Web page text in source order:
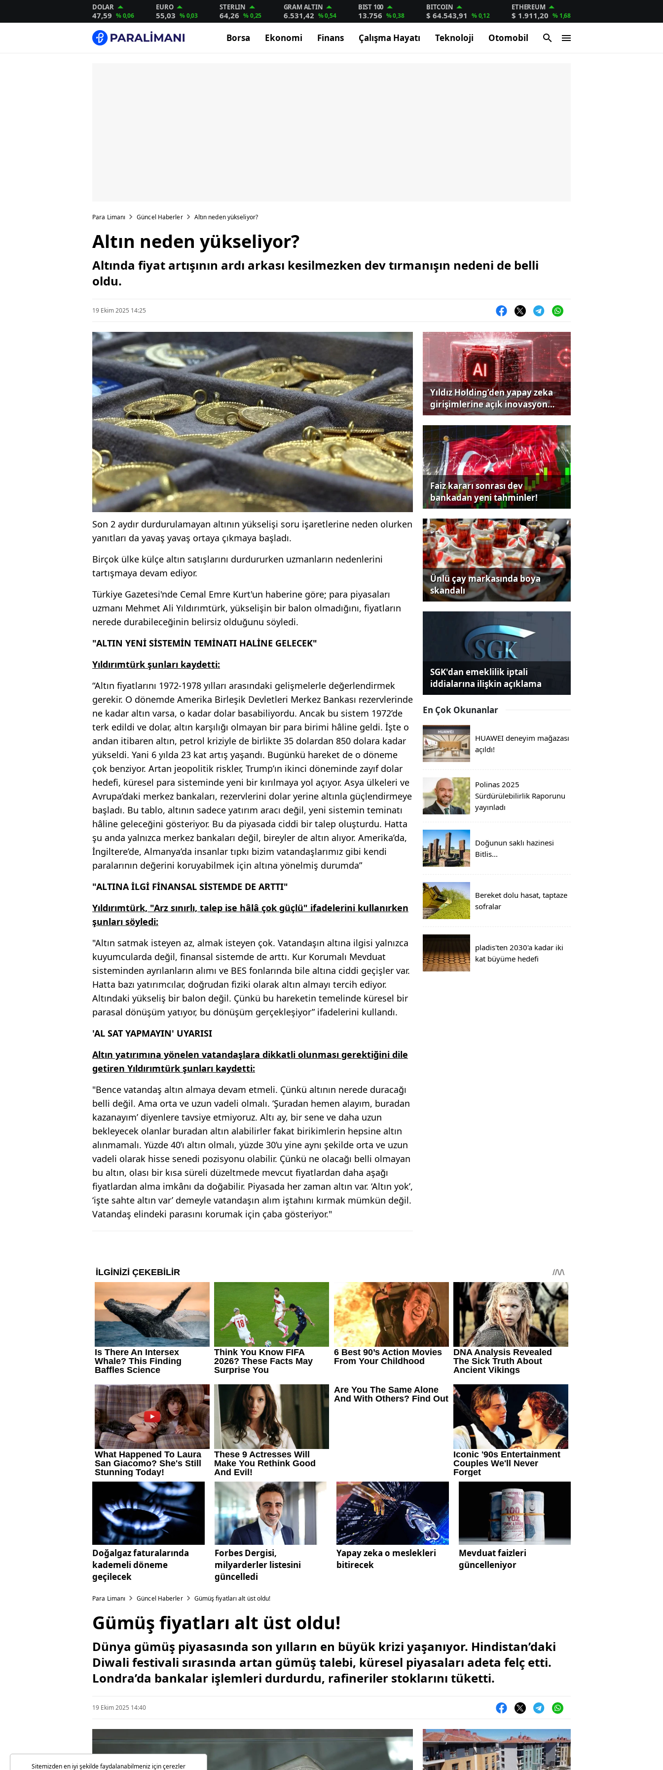
DOLAR
47,59 % 0,06
EURO
55,03 % 0,03
STERLIN
64,26 % 0,25
GRAM ALTIN
6.531,42 % 0,54
BIST 100
13.756 % 0,38
BITCOIN
$ 64.543,91 % 0,12
ETHEREUM
$ 1.911,20 % 1,68
Borsa Ekonomi Finans Çalışma Hayatı Teknoloji Otomobil
Para Limanı Güncel Haberler Altın neden yükseliyor?
Altın neden yükseliyor?
Altında fiyat artışının ardı arkası kesilmezken dev tırmanışın nedeni de belli
oldu.
19 Ekim 2025 14:25
Son 2 aydır durdurulamayan altının yükselişi soru işaretlerine neden olurken
yanıtları da yavaş yavaş ortaya çıkmaya başladı.
Birçok ülke külçe altın satışlarını durdururken uzmanların nedenlerini
tartışmaya devam ediyor.
Türkiye Gazetesi'nde Cemal Emre Kurt'un haberine göre; para piyasaları
uzmanı Mehmet Ali Yıldırımtürk, yükselişin bir balon olmadığını, fiyatların
nerede durabileceğinin belirsiz olduğunu söyledi.
"ALTIN YENİ SİSTEMİN TEMİNATI HALİNE GELECEK"
Yıldırımtürk şunları kaydetti:
“Altın fiyatlarını 1972-1978 yılları arasındaki gelişmelerle değerlendirmek
gerekir. O dönemde Amerika Birleşik Devletleri Merkez Bankası rezervlerinde
ne kadar altın varsa, o kadar dolar basabiliyordu. Ancak bu sistem 1972’de
terk edildi ve dolar, altın karşılığı olmayan bir para birimi hâline geldi. İşte o
andan itibaren altın, petrol kriziyle de birlikte 35 dolardan 850 dolara kadar
yükseldi. Yani 6 yılda 23 kat artış yaşandı. Bugünkü hareket de o döneme
çok benziyor. Artan jeopolitik riskler, Trump’ın ikinci döneminde zayıf dolar
hedefi, küresel para sisteminde yeni bir kırılmaya yol açıyor. Asya ülkeleri ve
Avrupa’daki merkez bankaları, rezervlerini dolar yerine altınla güçlendirmeye
başladı. Bu tablo, altının sadece yatırım aracı değil, yeni sistemin teminatı
hâline geleceğini gösteriyor. Bu da piyasada ciddi bir talep oluşturdu. Hatta
şu anda yalnızca merkez bankaları değil, bireyler de altın alıyor. Amerika’da,
İngiltere’de, Almanya’da insanlar tıpkı bizim vatandaşlarımız gibi kendi
paralarının değerini koruyabilmek için altına yönelmiş durumda”
"ALTINA İLGİ FİNANSAL SİSTEMDE DE ARTTI"
Yıldırımtürk, "Arz sınırlı, talep ise hâlâ çok güçlü" ifadelerini kullanırken
şunları söyledi:
"Altın satmak isteyen az, almak isteyen çok. Vatandaşın altına ilgisi yalnızca
kuyumcularda değil, finansal sistemde de arttı. Kur Korumalı Mevduat
sisteminden ayrılanların alımı ve BES fonlarında bile altına ciddi geçişler var.
Hatta bazı yatırımcılar, doğrudan fiziki olarak altın almayı tercih ediyor.
Altındaki yükseliş bir balon değil. Çünkü bu hareketin temelinde küresel bir
parasal dönüşüm yatıyor, bu dönüşüm gerçekleşiyor” ifadelerini kullandı.
'AL SAT YAPMAYIN' UYARISI
Altın yatırımına yönelen vatandaşlara dikkatli olunması gerektiğini dile
getiren Yıldırımtürk şunları kaydetti:
"Bence vatandaş altın almaya devam etmeli. Çünkü altının nerede duracağı
belli değil. Ama orta ve uzun vadeli olmalı. ‘Şuradan hemen alayım, buradan
kazanayım’ diyenlere tavsiye etmiyoruz. Altı ay, bir sene ve daha uzun
bekleyecek olanlar buradan altın alabilirler fakat birikimlerin hepsine altın
alınmamalı. Yüzde 40’ı altın olmalı, yüzde 30’u yine aynı şekilde orta ve uzun
vadeli olarak hisse senedi pozisyonu olabilir. Çünkü ne olacağı belli olmayan
bu altın, olası bir kısa süreli düzeltmede mevcut fiyatlardan daha aşağı
fiyatlardan alma imkânı da doğabilir. Piyasada her zaman altın var. ‘Altın yok’,
‘işte sahte altın var’ demeyle vatandaşın alım iştahını kırmak mümkün değil.
Vatandaş elindeki parasını korumak için çaba gösteriyor."
Yıldız Holding’den yapay zeka
girişimlerine açık inovasyon
çağrısı
Faiz kararı sonrası dev
bankadan yeni tahminler!
Ünlü çay markasında boya
skandalı
SGK'dan emeklilik iptali
iddialarına ilişkin açıklama
En Çok Okunanlar
HUAWEI deneyim mağazası
açıldı!
Polinas 2025
Sürdürülebilirlik Raporunu
yayınladı
Doğunun saklı hazinesi
Bitlis...
Bereket dolu hasat, taptaze
sofralar
pladis'ten 2030'a kadar iki
kat büyüme hedefi
Doğalgaz faturalarında
kademeli döneme
geçilecek
Forbes Dergisi,
milyarderler listesini
güncelledi
Yapay zeka o meslekleri
bitirecek
Mevduat faizleri
güncelleniyor
Para Limanı Güncel Haberler Gümüş fiyatları alt üst oldu!
Gümüş fiyatları alt üst oldu!
Dünya gümüş piyasasında son yılların en büyük krizi yaşanıyor. Hindistan’daki
Diwali festivali sırasında artan gümüş talebi, küresel piyasaları adeta felç etti.
Londra’da bankalar işlemleri durdurdu, rafineriler stoklarını tüketti.
19 Ekim 2025 14:40
Sitemizden en iyi şekilde faydalanabilmeniz için çerezler